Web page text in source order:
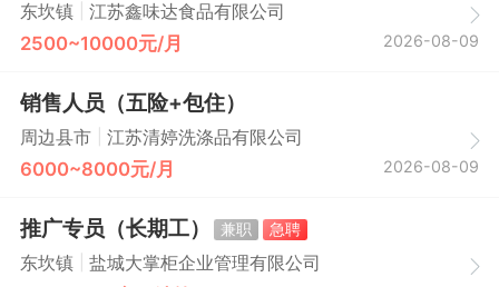
东坎镇 江苏鑫味达食品有限公司
2500~10000元/月 2026-08-09
销售人员（五险+包住）
周边县市 江苏清婷洗涤品有限公司
6000~8000元/月 2026-08-09
推广专员（长期工） 兼职
急聘
东坎镇
盐城大掌柜企业管理有限公司